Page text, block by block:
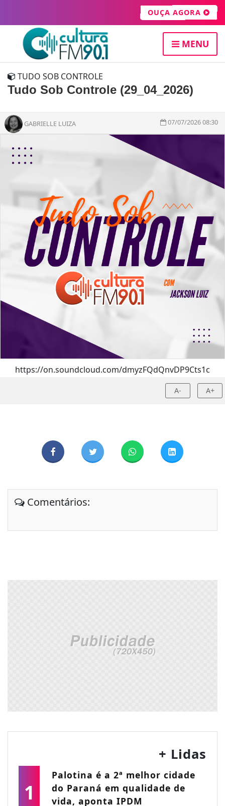
OUÇA AGORA
MENU
TUDO SOB CONTROLE
Tudo Sob Controle (29_04_2026)
GABRIELLE LUIZA 07/07/2026 08:30
https://on.soundcloud.com/dmyzFQdQnvDP9Cts1c
A- A+
Comentários:
+ Lidas
1
Palotina é a 2ª melhor cidade
do Paraná em qualidade de
vida, aponta IPDM